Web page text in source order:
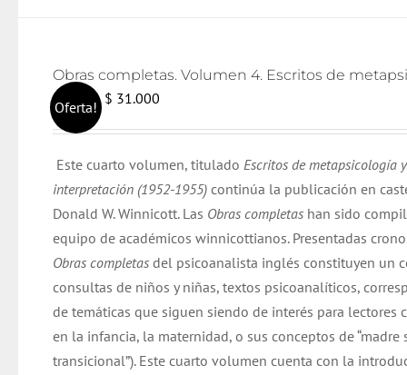
Oferta!
$32.000 El
era:
$ 32.000.
$ 31.000El
es:
$ 31.000.
Este cuarto volumen, titulado Escritos de metapsicología
interpretación (1952-1955) continúa la publicación en
Donald W. Winnicott. Las Obras completas han sido
equipo de académicos winnicottianos. Presentadas
Obras completas del psicoanalista inglés constituyen un
consultas de niños y niñas, textos psicoanalíticos,
de temáticas que siguen siendo de interés para
en la infancia, la maternidad, o sus conceptos de “madre
transicional”). Este cuarto volumen cuenta con la